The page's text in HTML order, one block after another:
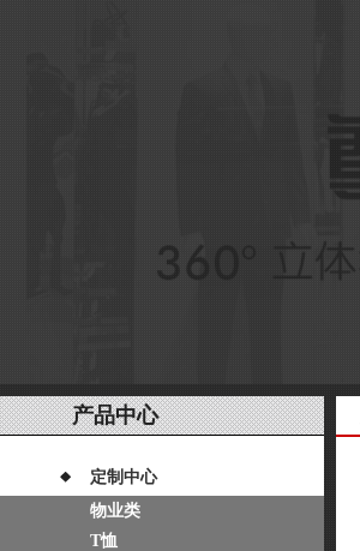
产品中心
定制中心
物业类
T恤